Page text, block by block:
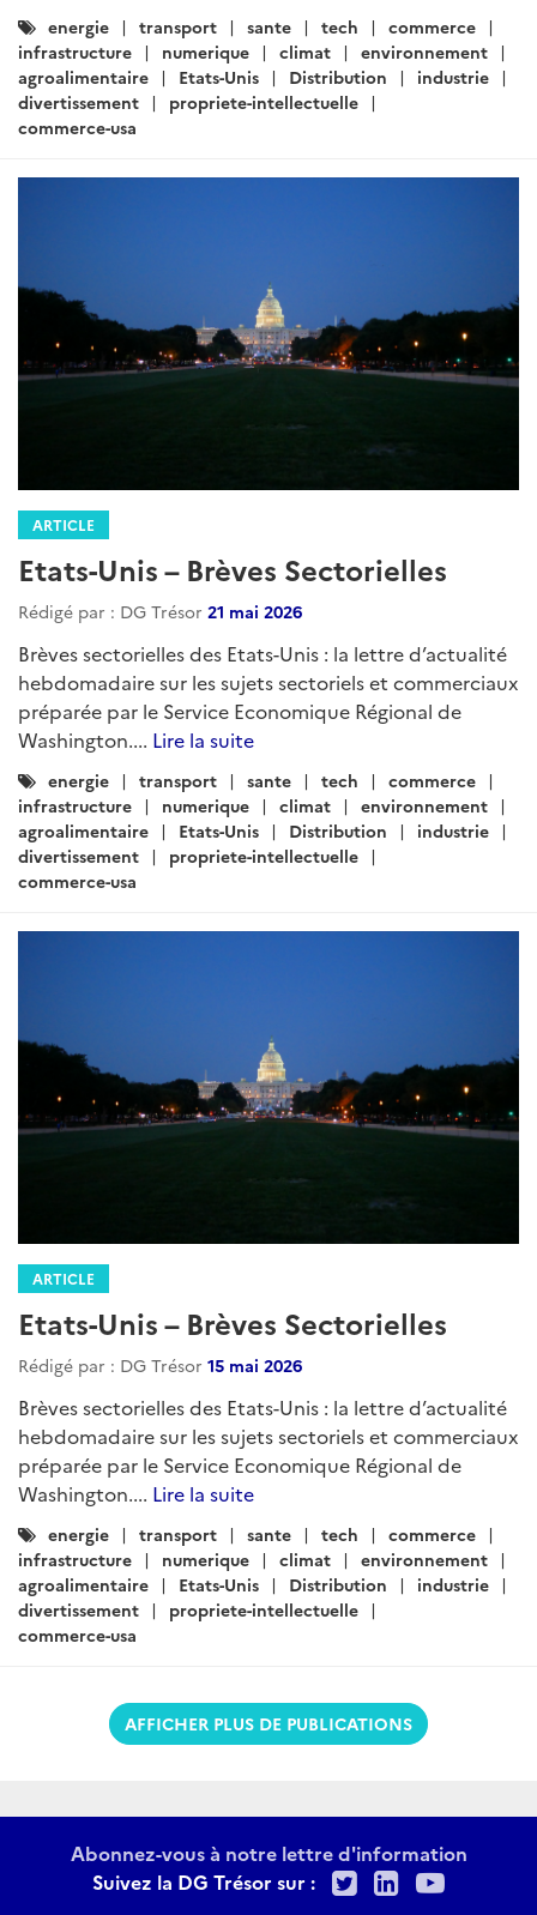
Catégories
:
energie transport sante tech
commerce
infrastructure
numerique climat
environnement
agroalimentaire
Etats-Unis Distribution
industrie
divertissement
propriete-intellectuelle
commerce-usa
ARTICLE
Etats-Unis – Brèves Sectorielles
Rédigé par : DG Trésor 21 mai 2026
Brèves sectorielles des Etats-Unis : la lettre d’actualité
hebdomadaire sur les sujets sectoriels et commerciaux
préparée par le Service Economique Régional de
Washington.... Lire la suite
Catégories
:
energie transport sante tech
commerce
infrastructure
numerique climat
environnement
agroalimentaire
Etats-Unis Distribution
industrie
divertissement
propriete-intellectuelle
commerce-usa
ARTICLE
Etats-Unis – Brèves Sectorielles
Rédigé par : DG Trésor 15 mai 2026
Brèves sectorielles des Etats-Unis : la lettre d’actualité
hebdomadaire sur les sujets sectoriels et commerciaux
préparée par le Service Economique Régional de
Washington.... Lire la suite
Catégories
:
energie transport sante tech
commerce
infrastructure
numerique climat
environnement
agroalimentaire
Etats-Unis Distribution
industrie
divertissement
propriete-intellectuelle
commerce-usa
AFFICHER PLUS DE PUBLICATIONS
Abonnez-vous à notre lettre d'information
Suivez la DG Trésor sur :
TwitterLinkedIn